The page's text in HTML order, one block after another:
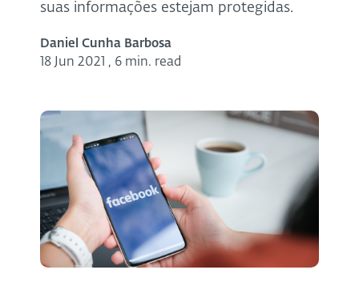
suas informações estejam protegidas.
Daniel Cunha Barbosa
18 Jun 2021 , 6 min. read